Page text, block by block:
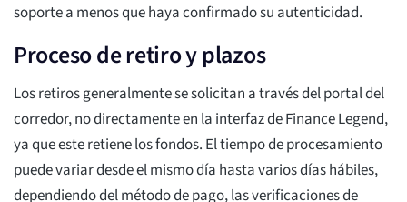
soporte a menos que haya confirmado su autenticidad.
Proceso de retiro y plazos
Los retiros generalmente se solicitan a través del portal del
corredor, no directamente en la interfaz de Finance Legend,
ya que este retiene los fondos. El tiempo de procesamiento
puede variar desde el mismo día hasta varios días hábiles,
dependiendo del método de pago, las verificaciones de